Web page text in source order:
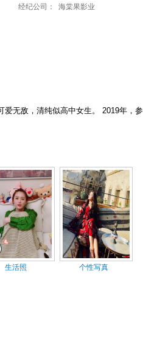
经纪公司： 海棠果影业
爱无敌，清纯似高中女生。 2019年，参
生活照 个性写真